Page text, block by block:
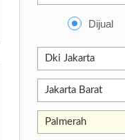
Dijual